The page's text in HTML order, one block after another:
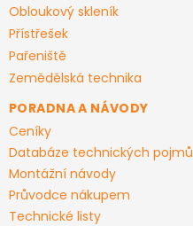
Obloukový skleník
Přístřešek
Pařeniště
Zemědělská technika
PORADNA A NÁVODY
Ceníky
Databáze technických pojmů
Montážní návody
Průvodce nákupem
Technické listy